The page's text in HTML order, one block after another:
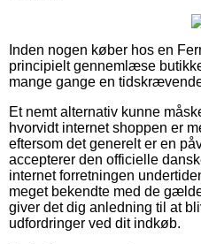
Inden nogen køber hos en
principielt gennemlæse
mange gange en
Et nemt alternativ kunne
hvorvidt internet shoppen er
eftersom det generelt er en
accepterer den officielle
internet forretningen
meget bekendte med de
giver det dig anledning til at
udfordringer ved dit indkøb.